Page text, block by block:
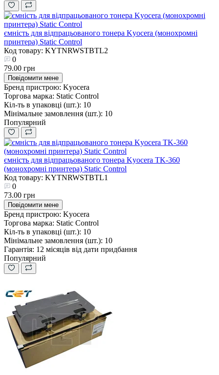
ємність для відпрацьованого тонера Kyocera (монохромні
принтера) Static Control
Код товару: KYTNRWSTBTL2
0
79.00 грн
Повідомити мене
Бренд пристрою: Kyocera
Торгова марка: Static Control
Кіл-ть в упаковці (шт.): 10
Мінімальне замовлення (шт.): 10
Популярний
ємність для відпрацьованого тонера Kyocera TK-360
(монохромні принтера) Static Control
Код товару: KYTNRWSTBTL1
0
73.00 грн
Повідомити мене
Бренд пристрою: Kyocera
Торгова марка: Static Control
Кіл-ть в упаковці (шт.): 10
Мінімальне замовлення (шт.): 10
Гарантія: 12 місяців від дати придбання
Популярний